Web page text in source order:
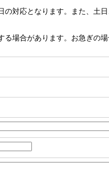
の対応となります。また、土
る場合があります。お急ぎの